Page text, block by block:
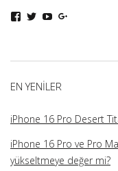
iphoneturka
profilini
iphoneturka
profilini
iphoneturka
profiliniprofilini
EN YENILER
iPhone 16 Pro Desert
iPhone 16 Pro ve Pro
yükseltmeye değer mi?